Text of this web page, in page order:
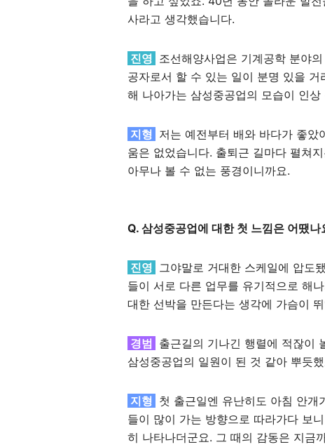
사라고 생각했습니다.
진영 조선해양사업은 기계공학 분야
공자로서 할 수 있는 일이 분명 있을
해 나아가는 삼성중공업의 모습이 인상
지형 저는 예전부터 배와 바다가 좋았
움은 없었습니다. 출퇴근 길마다 펼쳐
아무나 볼 수 없는 풍경이니까요.
Q. 삼성중공업에 대한 첫 느낌은 어땠나
진영 그야말로 거대한 스케일에 압도
들이 서로 다른 업무를 유기적으로 해
대한 선박을 만든다는 생각에 가슴이
경범 출근길의 기나긴 행렬에 적잖이
삼성중공업의 일원이 된 것 같아 뿌듯
지형 첫 출근일엔 유난히도 아침 안
들이 많이 가는 방향으로 따라가다 보
히 나타나더군요. 그 때의 감동은 지금